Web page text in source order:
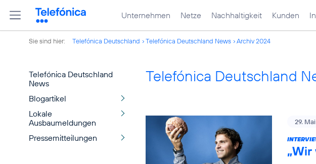
Unternehmen Netze Nachhaltigkeit Kunden
Sie sind hier: Telefónica Deutschland Telefónica Deutschland News Archiv 2024
Telefónica Deutschland
News
Blogartikel
Lokale
Ausbaumeldungen
Pressemitteilungen
Telefónica Deutschland
29.